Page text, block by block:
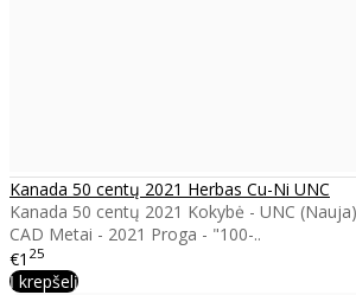
Kanada 50 centų 2021 Herbas Cu-Ni UNC
Kanada 50 centų 2021 Kokybė - UNC
CAD Metai - 2021 Proga - "100-..
€1 25
Į krepšelį